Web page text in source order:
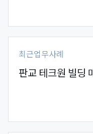
최근업무사례
판교 테크원 빌딩